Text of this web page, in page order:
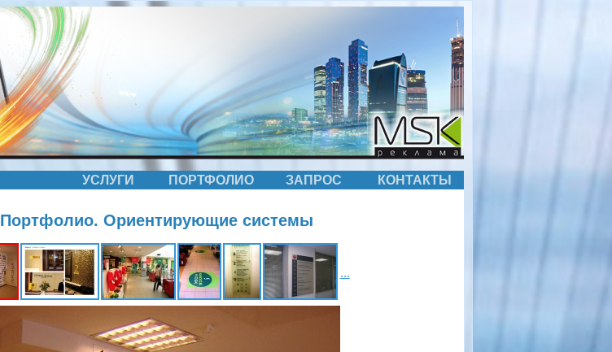
УСЛУГИ ПОРТФОЛИО ЗАПРОС КОНТАКТЫ
Портфолио. Ориентирующие системы
...